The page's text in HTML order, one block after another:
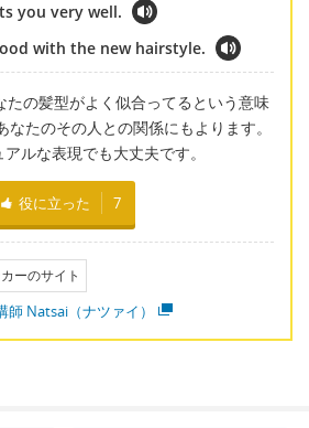
you very well.
with the new hairstyle.
の髪型がよく似合ってるという意味
たのその人との関係にもよります。
ルな表現でも大丈夫です。
役に立った 7
ーのサイト
Natsai（ナツァイ）